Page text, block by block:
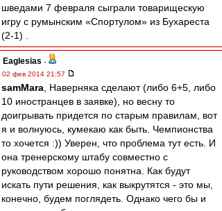
шведами 7 февраля сыграли товарищескую
игру с румынским «Спортулом» из Бухареста
(2-1) .
Eaglesias -
02 фев 2014 21:57
samMara , Наверняка сделают (либо 6+5, либо
10 иностранцев в заявке), но весну то
доигрывать придется по старым правилам, вот
я и волнуюсь, кумекаю как быть. Чемпионства
то хочется :)) Уверен, что проблема тут есть. И
она тренерскому штабу совместно с
руководством хорошо понятна. Как будут
искать пути решения, как выкрутятся - это мы,
конечно, будем поглядеть. Однако чего бы и